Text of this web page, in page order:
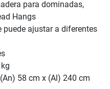
para dominadas,
Hangs
puede ajustar a diferentes
58 cm x (Al) 240 cm